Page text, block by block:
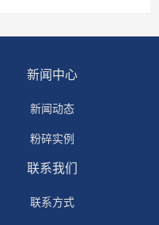
新闻中心
新闻动态
粉碎实例
联系我们
联系方式